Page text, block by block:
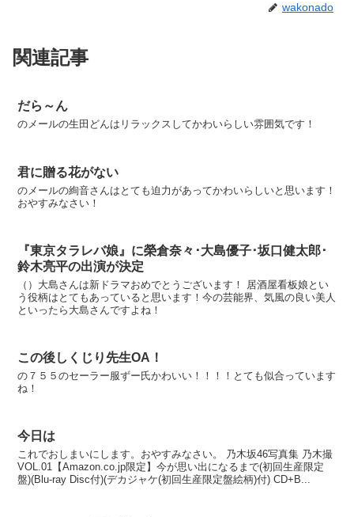
wakonado
関連記事
だら～ん
のメールの生田どんはリラックスしてかわいらしい雰囲気です！
君に贈る花がない
のメールの絢音さんはとても迫力があってかわいらしいと思います！
おやすみなさい！
『東京タラレバ娘』に榮倉奈々･大島優子･坂口健太郎･
鈴木亮平の出演が決定
（）大島さんは新ドラマおめでとうございます！ 居酒屋看板娘とい
う役柄はとてもあっていると思います！今の芸能界、気風の良い美人
といったら大島さんですよね！
この後しくじり先生OA！
の７５５のセーラー服ずー氏かわいい！！！！とても似合っています
ね！
今日は
これでおしまいにします。おやすみなさい。 乃木坂46写真集 乃木撮
VOL.01【Amazon.co.jp限定】今が思い出になるまで(初回生産限定
盤)(Blu-ray Disc付)(デカジャケ(初回生産限定盤絵柄)付) CD+B...